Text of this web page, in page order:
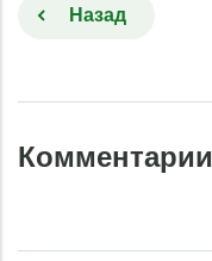
Назад
Комментарии